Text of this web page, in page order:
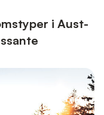
i Aust-